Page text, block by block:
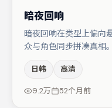
暗夜回响
暗夜回响在类型上偏向
众与角色同步拼凑真相
春的对手戏构成全片情
题层层揭开。整体完成
日韩 高清
9.2万 52个月前